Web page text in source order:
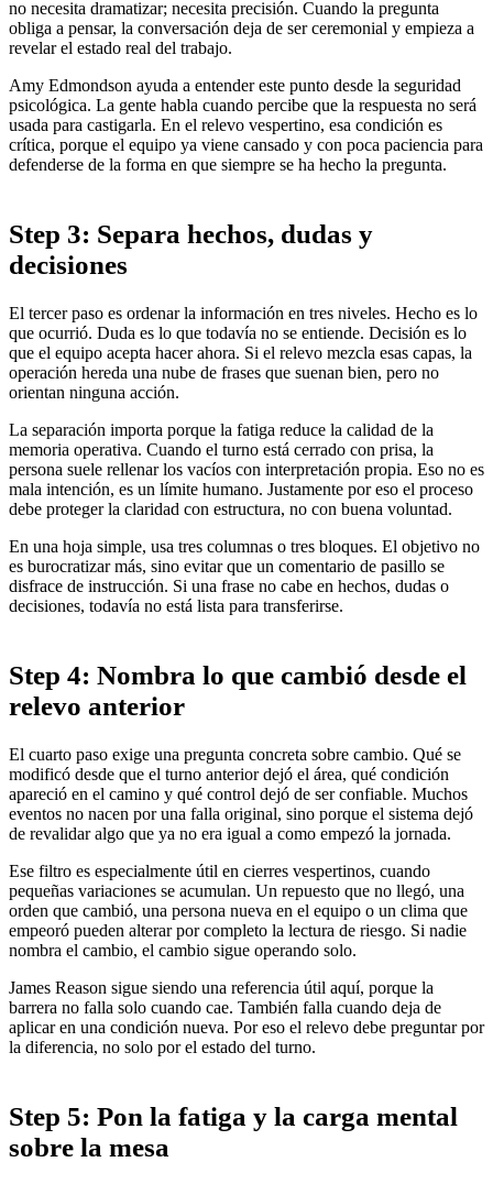
no necesita dramatizar; necesita precisión. Cuando la pregunta
obliga a pensar, la conversación deja de ser ceremonial y empieza a
revelar el estado real del trabajo.
Amy Edmondson ayuda a entender este punto desde la seguridad
psicológica. La gente habla cuando percibe que la respuesta no será
usada para castigarla. En el relevo vespertino, esa condición es
crítica, porque el equipo ya viene cansado y con poca paciencia para
defenderse de la forma en que siempre se ha hecho la pregunta.
Step 3: Separa hechos, dudas y
decisiones
El tercer paso es ordenar la información en tres niveles. Hecho es lo
que ocurrió. Duda es lo que todavía no se entiende. Decisión es lo
que el equipo acepta hacer ahora. Si el relevo mezcla esas capas, la
operación hereda una nube de frases que suenan bien, pero no
orientan ninguna acción.
La separación importa porque la fatiga reduce la calidad de la
memoria operativa. Cuando el turno está cerrado con prisa, la
persona suele rellenar los vacíos con interpretación propia. Eso no es
mala intención, es un límite humano. Justamente por eso el proceso
debe proteger la claridad con estructura, no con buena voluntad.
En una hoja simple, usa tres columnas o tres bloques. El objetivo no
es burocratizar más, sino evitar que un comentario de pasillo se
disfrace de instrucción. Si una frase no cabe en hechos, dudas o
decisiones, todavía no está lista para transferirse.
Step 4: Nombra lo que cambió desde el
relevo anterior
El cuarto paso exige una pregunta concreta sobre cambio. Qué se
modificó desde que el turno anterior dejó el área, qué condición
apareció en el camino y qué control dejó de ser confiable. Muchos
eventos no nacen por una falla original, sino porque el sistema dejó
de revalidar algo que ya no era igual a como empezó la jornada.
Ese filtro es especialmente útil en cierres vespertinos, cuando
pequeñas variaciones se acumulan. Un repuesto que no llegó, una
orden que cambió, una persona nueva en el equipo o un clima que
empeoró pueden alterar por completo la lectura de riesgo. Si nadie
nombra el cambio, el cambio sigue operando solo.
James Reason sigue siendo una referencia útil aquí, porque la
barrera no falla solo cuando cae. También falla cuando deja de
aplicar en una condición nueva. Por eso el relevo debe preguntar por
la diferencia, no solo por el estado del turno.
Step 5: Pon la fatiga y la carga mental
sobre la mesa